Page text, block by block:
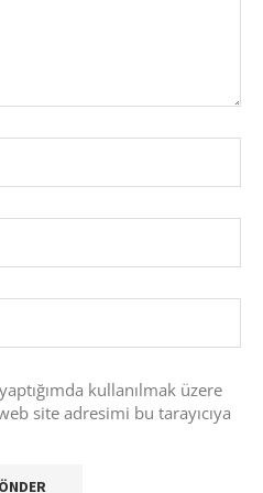
kullanılmak üzere
site adresimi bu tarayıcıya